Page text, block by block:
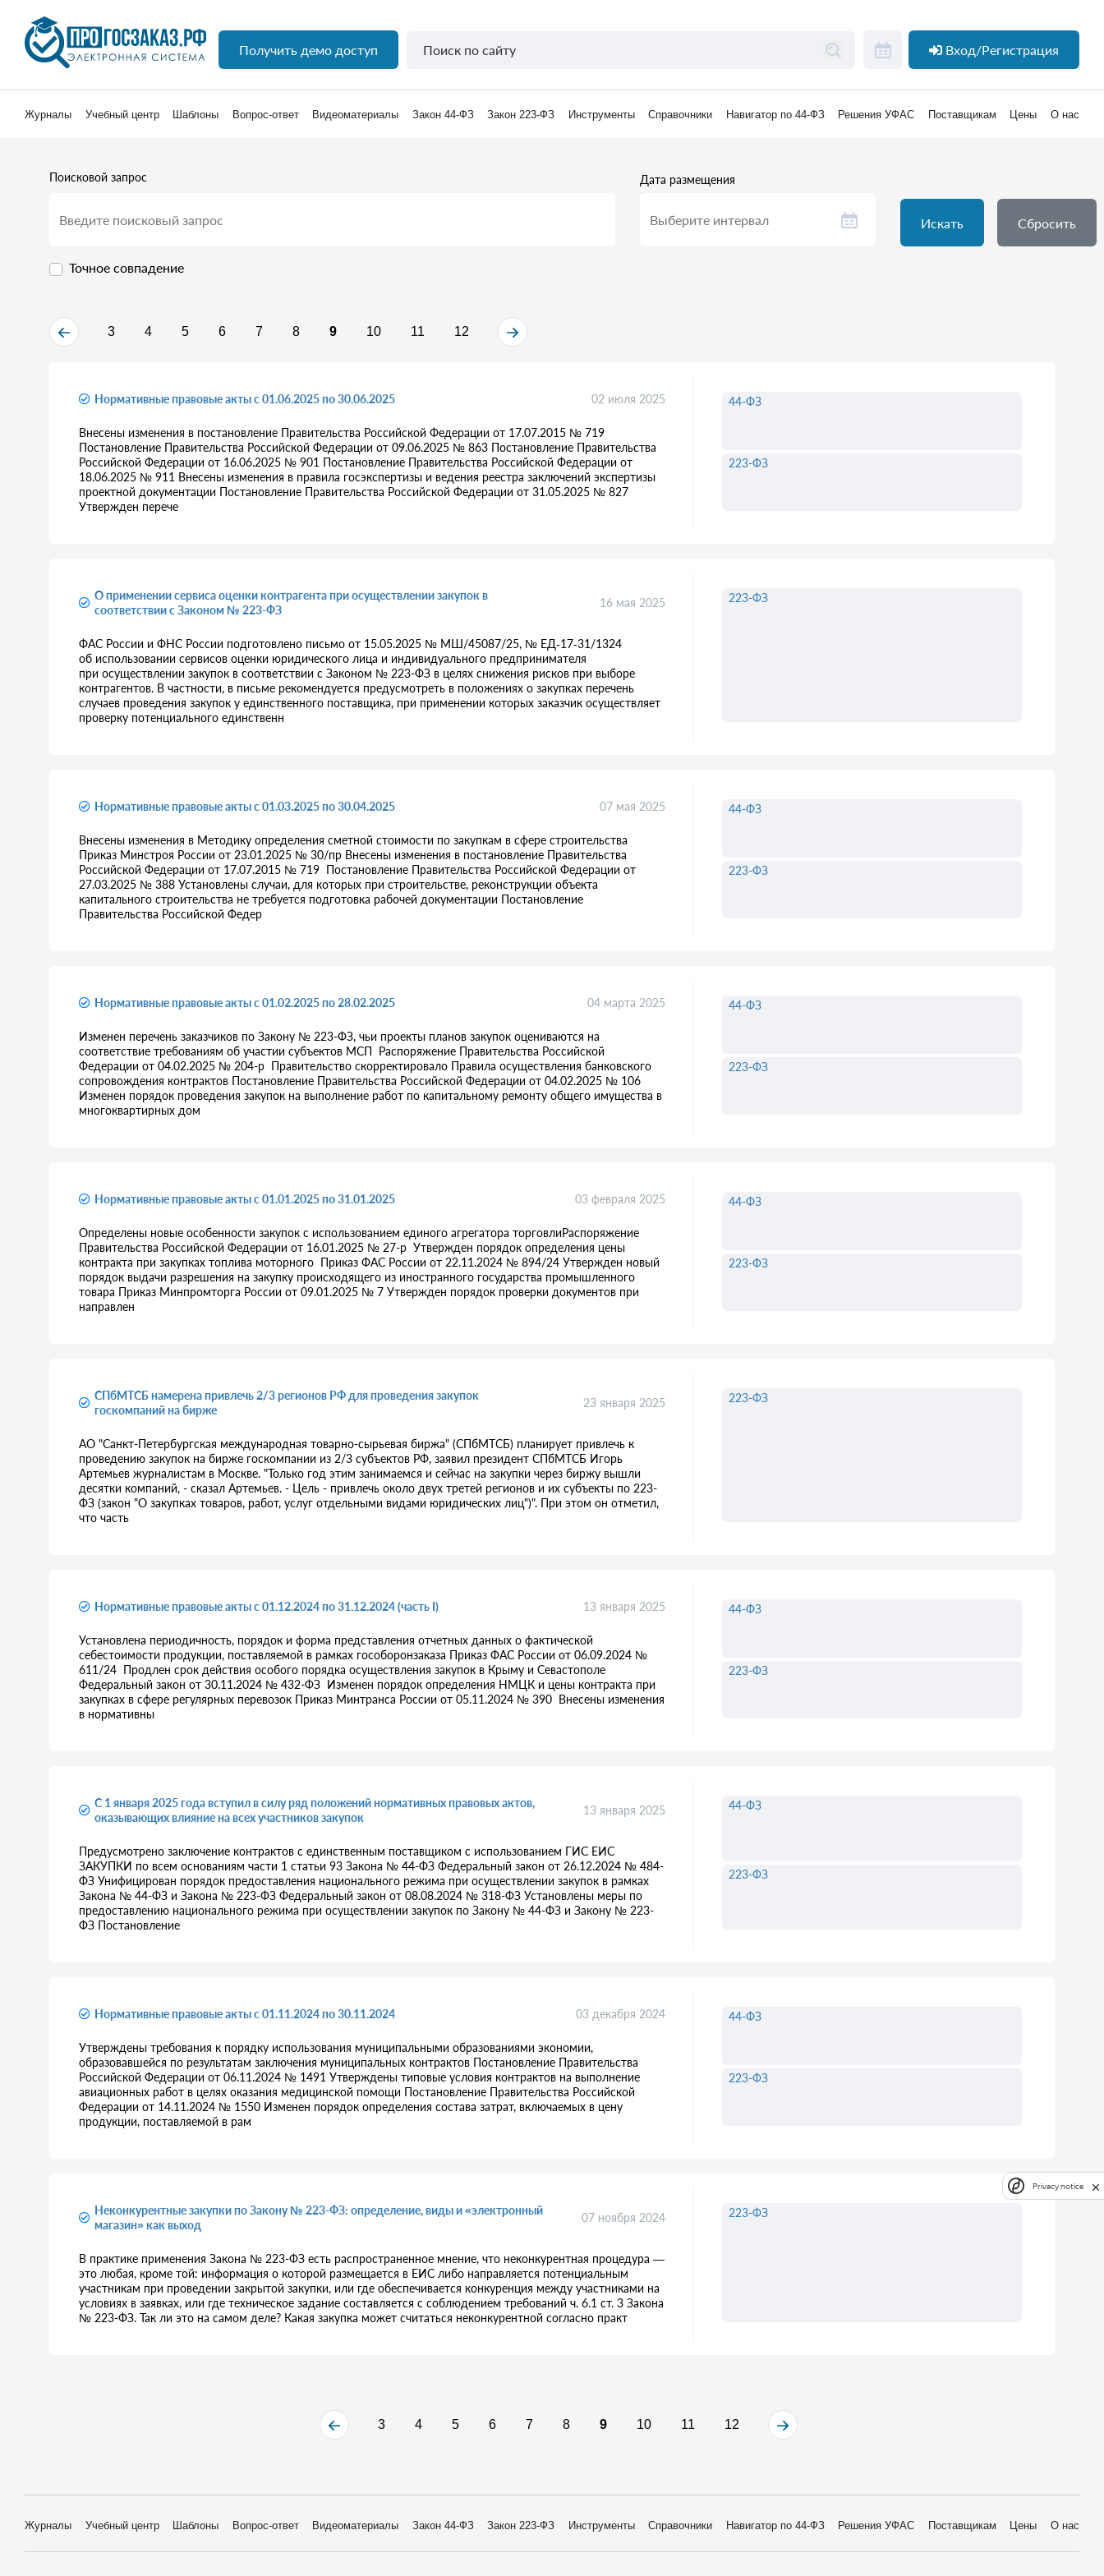
Получить демо доступ Вход/Регистрация
Журналы Учебный центр Шаблоны Вопрос-ответ Видеоматериалы Закон 44-ФЗ Закон 223-ФЗ Инструменты Справочники Навигатор по 44-ФЗ Решения УФАС Поставщикам Цены О нас
Поисковой запрос
Точное совпадение
Дата размещения
Искать Сбросить
3 4 5 6 7 8 9 10 11 12
Нормативные правовые акты с 01.06.2025 по 30.06.2025 02 июля 2025
Внесены изменения в постановление Правительства Российской Федерации от 17.07.2015 № 719
Постановление Правительства Российской Федерации от 09.06.2025 № 863 Постановление Правительства
Российской Федерации от 16.06.2025 № 901 Постановление Правительства Российской Федерации от
18.06.2025 № 911 Внесены изменения в правила госэкспертизы и ведения реестра заключений экспертизы
проектной документации Постановление Правительства Российской Федерации от 31.05.2025 № 827
Утвержден перече
44-ФЗ
223-ФЗ
О применении сервиса оценки контрагента при осуществлении закупок в
соответствии с Законом № 223-ФЗ
16 мая 2025
ФАС России и ФНС России подготовлено письмо от 15.05.2025 № МШ/45087/25, № ЕД‑17‑31/1324
об использовании сервисов оценки юридического лица и индивидуального предпринимателя
при осуществлении закупок в соответствии с Законом № 223-ФЗ в целях снижения рисков при выборе
контрагентов. В частности, в письме рекомендуется предусмотреть в положениях о закупках перечень
случаев проведения закупок у единственного поставщика, при применении которых заказчик осуществляет
проверку потенциального единственн
223-ФЗ
Нормативные правовые акты с 01.03.2025 по 30.04.2025 07 мая 2025
Внесены изменения в Методику определения сметной стоимости по закупкам в сфере строительства
Приказ Минстроя России от 23.01.2025 № 30/пр Внесены изменения в постановление Правительства
Российской Федерации от 17.07.2015 № 719 Постановление Правительства Российской Федерации от
27.03.2025 № 388 Установлены случаи, для которых при строительстве, реконструкции объекта
капитального строительства не требуется подготовка рабочей документации Постановление
Правительства Российской Федер
44-ФЗ
223-ФЗ
Нормативные правовые акты с 01.02.2025 по 28.02.2025 04 марта 2025
Изменен перечень заказчиков по Закону № 223-ФЗ, чьи проекты планов закупок оцениваются на
соответствие требованиям об участии субъектов МСП Распоряжение Правительства Российской
Федерации от 04.02.2025 № 204-р Правительство скорректировало Правила осуществления банковского
сопровождения контрактов Постановление Правительства Российской Федерации от 04.02.2025 № 106
Изменен порядок проведения закупок на выполнение работ по капитальному ремонту общего имущества в
многоквартирных дом
44-ФЗ
223-ФЗ
Нормативные правовые акты с 01.01.2025 по 31.01.2025 03 февраля 2025
Определены новые особенности закупок с использованием единого агрегатора торговли ​Распоряжение
Правительства Российской Федерации от 16.01.2025 № 27-р Утвержден порядок определения цены
контракта при закупках топлива моторного Приказ ФАС России от 22.11.2024 № 894/24 Утвержден новый
порядок выдачи разрешения на закупку происходящего из иностранного государства промышленного
товара Приказ Минпромторга России от 09.01.2025 № 7 Утвержден порядок проверки документов при
направлен
44-ФЗ
223-ФЗ
СПбМТСБ намерена привлечь 2/3 регионов РФ для проведения закупок
госкомпаний на бирже
23 января 2025
АО "Санкт-Петербургская международная товарно-сырьевая биржа" (СПбМТСБ) планирует привлечь к
проведению закупок на бирже госкомпании из 2/3 субъектов РФ, заявил президент СПбМТСБ Игорь
Артемьев журналистам в Москве. "Только год этим занимаемся и сейчас на закупки через биржу вышли
десятки компаний, - сказал Артемьев. - Цель - привлечь около двух третей регионов и их субъекты по 223-
ФЗ (закон "О закупках товаров, работ, услуг отдельными видами юридических лиц")". При этом он отметил,
что часть
223-ФЗ
Нормативные правовые акты с 01.12.2024 по 31.12.2024 (часть I) 13 января 2025
Установлена периодичность, порядок и форма представления отчетных данных о фактической
себестоимости продукции, поставляемой в рамках гособоронзаказа Приказ ФАС России от 06.09.2024 №
611/24 Продлен срок действия особого порядка осуществления закупок в Крыму и Севастополе
Федеральный закон от 30.11.2024 № 432-ФЗ Изменен порядок определения НМЦК и цены контракта при
закупках в сфере регулярных перевозок Приказ Минтранса России от 05.11.2024 № 390 Внесены изменения
в нормативны
44-ФЗ
223-ФЗ
С 1 января 2025 года вступил в силу ряд положений нормативных правовых актов,
оказывающих влияние на всех участников закупок
13 января 2025
Предусмотрено заключение контрактов с единственным поставщиком с использованием ГИС ЕИС
ЗАКУПКИ по всем основаниям части 1 статьи 93 Закона № 44-ФЗ Федеральный закон от 26.12.2024 № 484-
ФЗ Унифицирован порядок предоставления национального режима при осуществлении закупок в рамках
Закона № 44-ФЗ и Закона № 223-ФЗ Федеральный закон от 08.08.2024 № 318-ФЗ Установлены меры по
предоставлению национального режима при осуществлении закупок по Закону № 44-ФЗ и Закону № 223-
ФЗ Постановление
44-ФЗ
223-ФЗ
Нормативные правовые акты с 01.11.2024 по 30.11.2024 03 декабря 2024
Утверждены требования к порядку использования муниципальными образованиями экономии,
образовавшейся по результатам заключения муниципальных контрактов Постановление Правительства
Российской Федерации от 06.11.2024 № 1491 Утверждены типовые условия контрактов на выполнение
авиационных работ в целях оказания медицинской помощи Постановление Правительства Российской
Федерации от 14.11.2024 № 1550 Изменен порядок определения состава затрат, включаемых в цену
продукции, поставляемой в рам
44-ФЗ
223-ФЗ
Неконкурентные закупки по Закону № 223-ФЗ: определение, виды и «электронный
магазин» как выход
07 ноября 2024
В практике применения Закона № 223-ФЗ есть распространенное мнение, что неконкурентная процедура —
это любая, кроме той: информация о которой размещается в ЕИС либо направляется потенциальным
участникам при проведении закрытой закупки, или где обеспечивается конкуренция между участниками на
условиях в заявках, или где техническое задание составляется с соблюдением требований ч. 6.1 ст. 3 Закона
№ 223-ФЗ. Так ли это на самом деле? Какая закупка может считаться неконкурентной согласно практ
223-ФЗ
3 4 5 6 7 8 9 10 11 12
Журналы Учебный центр Шаблоны Вопрос-ответ Видеоматериалы Закон 44-ФЗ Закон 223-ФЗ Инструменты Справочники Навигатор по 44-ФЗ Решения УФАС Поставщикам Цены О нас
Privacy notice